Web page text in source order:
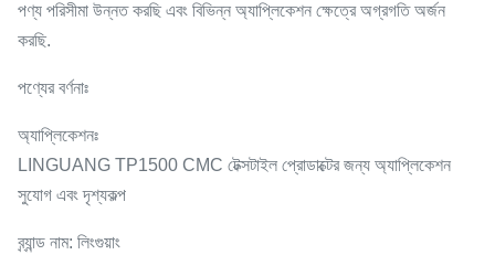
পণ্য পরিসীমা উন্নত করছি এবং বিভিন্ন অ্যাপ্লিকেশন ক্ষেত্রে অগ্রগতি অর্জন
করছি.
পণ্যের বর্ণনাঃ
অ্যাপ্লিকেশনঃ
LINGUANG TP1500 CMC টেক্সটাইল প্রোডাক্টের জন্য অ্যাপ্লিকেশন
সুযোগ এবং দৃশ্যকল্প
ব্র্যান্ড নাম: লিংগুয়াং